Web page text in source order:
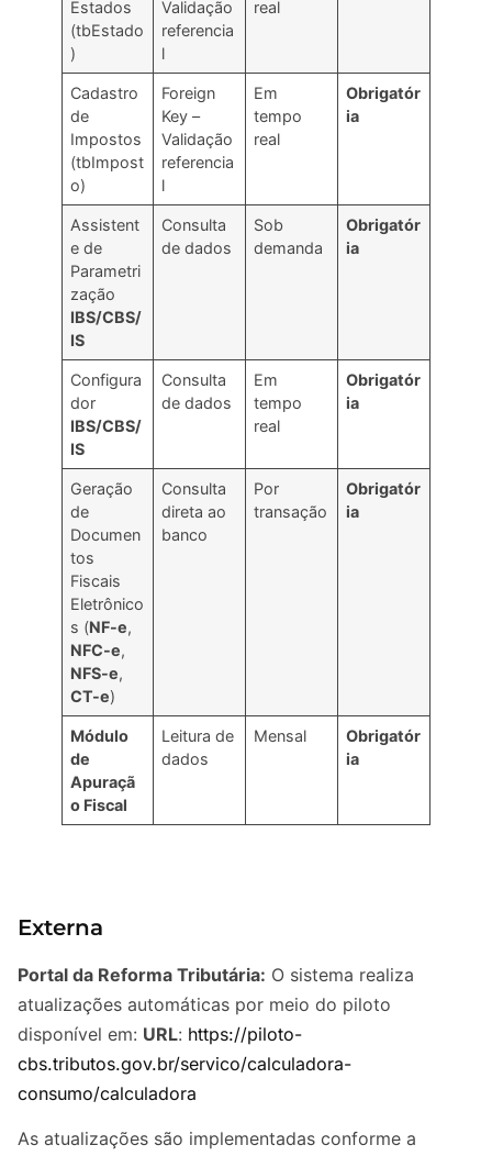
Estados
(tbEstado
)
Validação
referencia
l
real
Cadastro
de
Impostos
(tbImpost
o)
Foreign
Key –
Validação
referencia
l
Em
tempo
real
Obrigatór
ia
Assistent
e de
Parametri
zação
IBS/CBS/
IS
Consulta
de dados
Sob
demanda
Obrigatór
ia
Configura
dor
IBS/CBS/
IS
Consulta
de dados
Em
tempo
real
Obrigatór
ia
Geração
de
Documen
tos
Fiscais
Eletrônico
s (NF-e,
NFC-e,
NFS-e,
CT-e)
Consulta
direta ao
banco
Por
transação
Obrigatór
ia
Módulo
de
Apuraçã
o Fiscal
Leitura de
dados
Mensal
Obrigatór
ia
Externa
Portal da Reforma Tributária: O sistema realiza
atualizações automáticas por meio do piloto
disponível em: URL: https://piloto-
cbs.tributos.gov.br/servico/calculadora-
consumo/calculadora
As atualizações são implementadas conforme a